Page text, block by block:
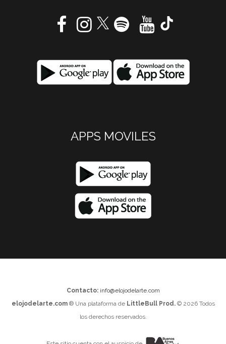
APPS MOVILES
Contacto: info@elojodelarte.com
elojodelarte.com® Una plataforma de LittleBull Prod.© 2026 Todos
los derechos reservados.